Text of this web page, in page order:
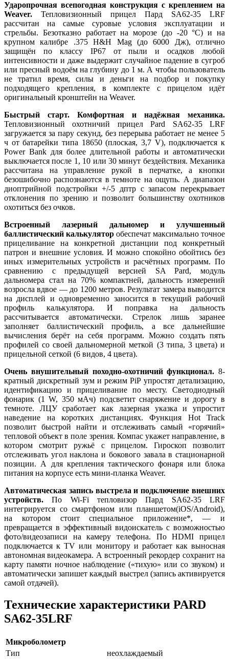
Ударопрочная всепогодная конструкция с креплением на
Weaver. Тепловизионный прицел Пард SA62-35 LRF
рассчитан на самые суровые условия эксплуатации и
стрельбы. Безотказно работает на морозе (до -20 °C) и на
крупном калибре .375 H&H Mag (до 6000 Дж), отлично
защищён по классу IP67 от пыли и осадков любой
интенсивности и даже выдержит случайное падение в сугроб
или пресный водоём на глубину до 1 м. А чтобы пользователь
не тратил время, силы и деньги на подбор и покупку
подходящего крепления, в комплекте с прицелом идёт
оригинальный кронштейн на Weaver.
Быстрый старт. Комфортная и надёжная механика.
Тепловизионный охотничий прицел Pard SA62-35 LRF
загружается за пару секунд, без перерыва работает не менее 5
ч от батарейки типа 18650 (плоская, 3,7 V), подключается к
Power Bank для более длительной работы и автоматически
выключается после 1, 10 или 30 минут бездействия. Механика
рассчитана на управление рукой в перчатке, а кнопки
безошибочно распознаются в темноте на ощупь. А диапазон
диоптрийной подстройки +/-5 дптр с запасом перекрывает
отклонения по зрению и позволит большинству охотников
охотиться без очков.
Встроенный лазерный дальномер и улучшенный
баллистический калькулятор обеспечат максимально точное
прицеливание на конкретной дистанции под конкретный
патрон и внешние условия. И можно спокойно обойтись без
иных измерительных устройств и расчётных программ. По
сравнению с предыдущей версией SA Pard, модуль
дальномера стал на 70% компактней, дальность измерений
возросла вдвое — до 1200 метров. Результат замера выводится
на дисплей и одновременно заносится в текущий рабочий
профиль калькулятора. И поправка на дальность
рассчитывается автоматически. Стрелок лишь заранее
заполняет баллистический профиль, а все дальнейшие
вычисления берёт на себя программ. Можно создать пять
профилей со своей дальномерной меткой (3 типа, 3 цвета) и
прицельной сеткой (6 видов, 4 цвета).
Очень внушительный походно-охотничий функционал. 8-
кратный дискретный зум и режим PiP упростят детализацию,
идентификацию и прицеливание по месту. Светодиодный
фонарик (1 W, 350 мАч) подсветит снаряжение и дорогу в
темноте. ЛЦУ сработает как лазерная указка и упростит
наведение на коротких дистанциях. Функция Hot Track
позволит быстрой найти и отслеживать самый «горячий»
тепловой объект в поле зрения. Компас укажет направление, в
котором смотрит ружьё с прицелом. Гироскоп позволит
отслеживать угол наклона и бокового завала в стационарной
позиции. А для крепления тактического фонаря или блока
питания на корпусе есть мини-планка Weaver.
Автоматическая запись выстрела и подключение внешних
устройств. По Wi-Fi тепловизор Пард SA62-35 LRF
интегрируется со смартфоном или планшетом(iOS/Android),
на котором стоит специальное приложение*, — и
превращается в эффективный видоискатель с возможностью
фото/видеозаписи на камеру телефона. По HDMI прицел
подключается к TV или монитору и работает как выносная
автономная видеокамера. А встроенный рекордер сохранит на
карту памяти ночное наблюдение («тихую» или со звуком) и
автоматически запишет каждый выстрел (запись активируется
самой отдачей).
Технические характеристики PARD
SA62-35LRF
Микроболометр
Тип
неохлаждаемый